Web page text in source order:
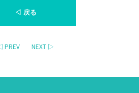
◁ 戻る
PREV NEXT ▷